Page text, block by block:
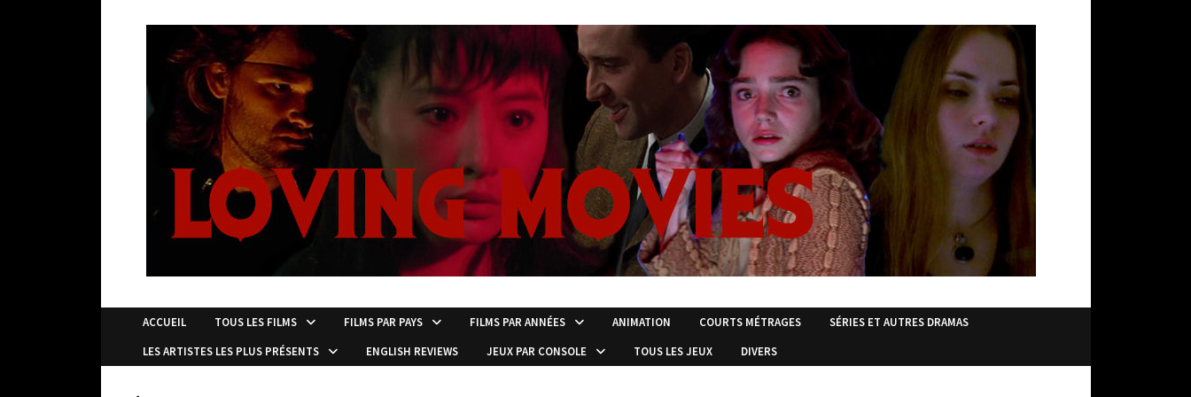
ACCUEIL TOUS LES FILMS FILMS PAR PAYS FILMS PAR ANNÉES ANIMATION COURTS MÉTRAGES
SÉRIES ET AUTRES DRAMAS
LES ARTISTES LES PLUS PRÉSENTS
ENGLISH REVIEWS JEUX PAR CONSOLE TOUS LES JEUX DIVERS